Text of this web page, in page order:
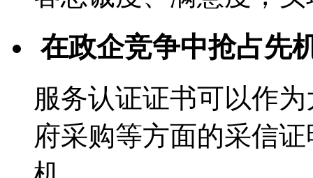
在政企竞争中抢占先
服务认证证书可以作
府采购等方面的采信